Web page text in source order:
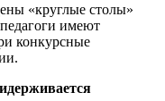
«круглые столы»
имеют
конкурсные